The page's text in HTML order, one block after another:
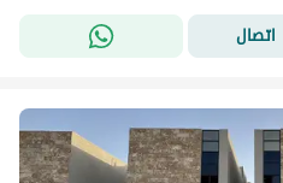
اتصال